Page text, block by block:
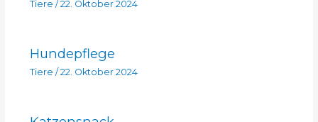
Tiere / 22. Oktober 2024
Hundepflege
Tiere /22. Oktober 2024